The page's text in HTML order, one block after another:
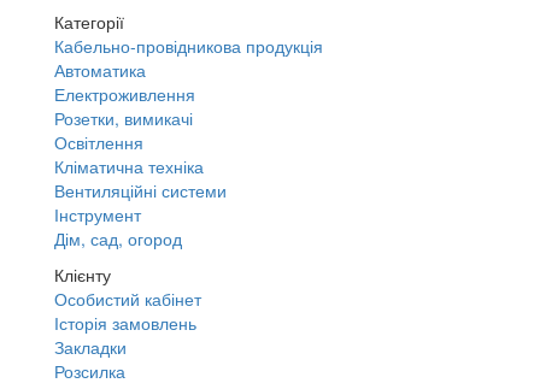
Категорії
Кабельно-провідникова продукція
Автоматика
Електроживлення
Розетки, вимикачі
Освітлення
Кліматична техніка
Вентиляційні системи
Інструмент
Дім, сад, огород
Клієнту
Особистий кабінет
Історія замовлень
Закладки
Розсилка